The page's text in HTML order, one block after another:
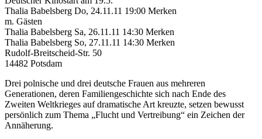
Thalia Babelsberg Do, 24.11.11 19:00 Merken
m. Gästen
Thalia Babelsberg Sa, 26.11.11 14:30 Merken
Thalia Babelsberg So, 27.11.11 14:30 Merken
Rudolf-Breitscheid-Str. 50
14482 Potsdam
Drei polnische und drei deutsche Frauen aus mehreren
Generationen, deren Familiengeschichte sich nach Ende des
Zweiten Weltkrieges auf dramatische Art kreuzte, setzen bewusst
persönlich zum Thema „Flucht und Vertreibung“ ein Zeichen der
Annäherung.